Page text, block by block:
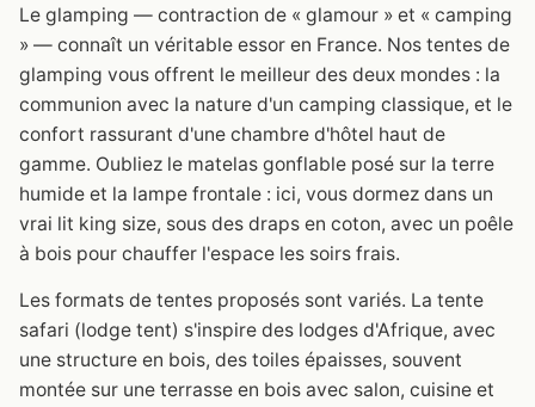
Le glamping — contraction de « glamour » et « camping
» — connaît un véritable essor en France. Nos tentes de
glamping vous offrent le meilleur des deux mondes : la
communion avec la nature d'un camping classique, et le
confort rassurant d'une chambre d'hôtel haut de
gamme. Oubliez le matelas gonflable posé sur la terre
humide et la lampe frontale : ici, vous dormez dans un
vrai lit king size, sous des draps en coton, avec un poêle
à bois pour chauffer l'espace les soirs frais.
Les formats de tentes proposés sont variés. La tente
safari (lodge tent) s'inspire des lodges d'Afrique, avec
une structure en bois, des toiles épaisses, souvent
montée sur une terrasse en bois avec salon, cuisine et